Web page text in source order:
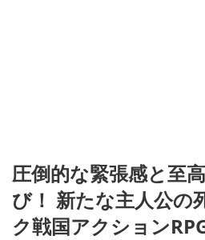
圧倒的な緊張感と至
び！ 新たな主人公の
ク戦国アクション